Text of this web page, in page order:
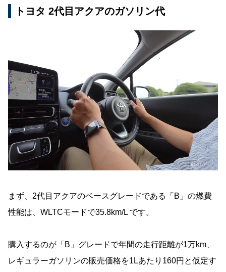
トヨタ 2代目アクアのガソリン代
まず、2代目アクアのベースグレードである「B」の燃費
性能は、WLTCモードで35.8km/L です。
購入するのが「B」グレードで年間の走行距離が1万km、
レギュラーガソリンの販売価格を1Lあたり160円と仮定す